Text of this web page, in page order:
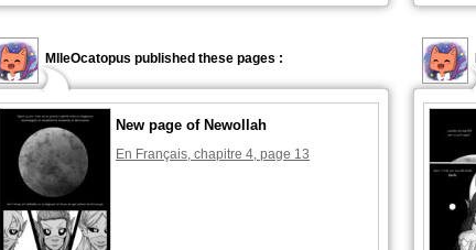
MlleOcatopus published these pages :
New page of Newollah
En Français, chapitre 4, page 13